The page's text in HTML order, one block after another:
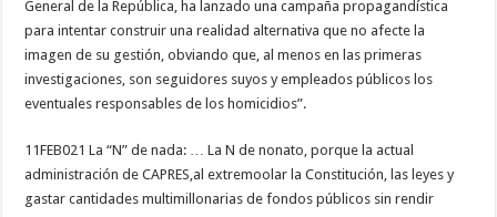
General de la República, ha lanzado una campaña propagandística
para intentar construir una realidad alternativa que no afecte la
imagen de su gestión, obviando que, al menos en las primeras
investigaciones, son seguidores suyos y empleados públicos los
eventuales responsables de los homicidios”.
11FEB021 La “N” de nada: … La N de nonato, porque la actual
administración de CAPRES,al extremoolar la Constitución, las leyes y
gastar cantidades multimillonarias de fondos públicos sin rendir